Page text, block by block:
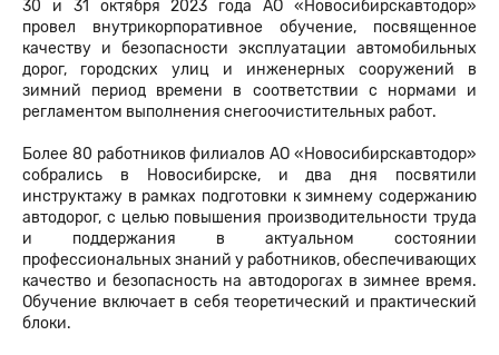
30 и 31 октября 2023 года АО «Новосибирскавтодор»
провел внутрикорпоративное обучение, посвященное
качеству и безопасности эксплуатации автомобильных
дорог, городских улиц и инженерных сооружений в
зимний период времени в соответствии с нормами и
регламентом выполнения снегоочистительных работ.
Более 80 работников филиалов АО «Новосибирскавтодор»
собрались в Новосибирске, и два дня посвятили
инструктажу в рамках подготовки к зимнему содержанию
автодорог, с целью повышения производительности труда
и поддержания в актуальном состоянии
профессиональных знаний у работников, обеспечивающих
качество и безопасность на автодорогах в зимнее время.
Обучение включает в себя теоретический и практический
блоки.